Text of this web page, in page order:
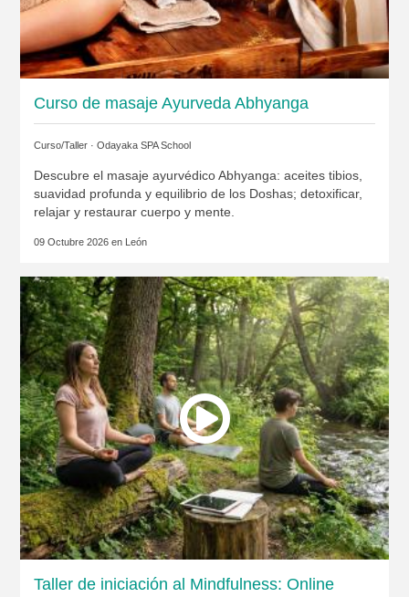
Curso de masaje Ayurveda Abhyanga
Curso/Taller · Odayaka SPA School
Descubre el masaje ayurvédico Abhyanga: aceites tibios,
suavidad profunda y equilibrio de los Doshas; detoxificar,
relajar y restaurar cuerpo y mente.
09 Octubre 2026 en León
Taller de iniciación al Mindfulness: Online